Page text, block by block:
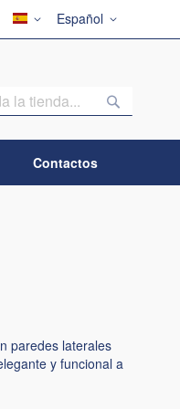
Lenguaje
Español
País
Contactos
paredes laterales
y funcional a